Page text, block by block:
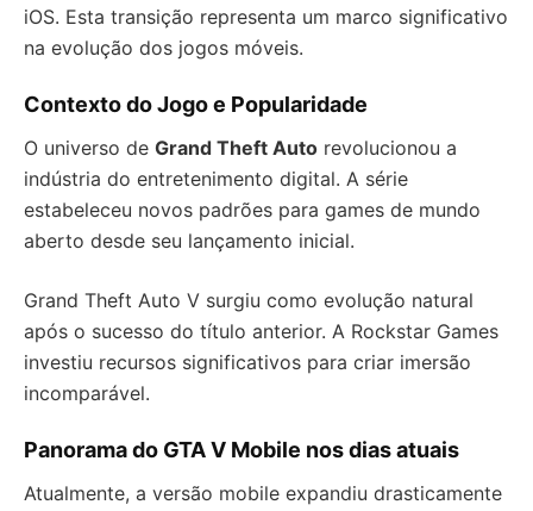
iOS. Esta transição representa um marco significativo
na evolução dos jogos móveis.
Contexto do Jogo e Popularidade
O universo de Grand Theft Auto revolucionou a
indústria do entretenimento digital. A série
estabeleceu novos padrões para games de mundo
aberto desde seu lançamento inicial.
Grand Theft Auto V surgiu como evolução natural
após o sucesso do título anterior. A Rockstar Games
investiu recursos significativos para criar imersão
incomparável.
Panorama do GTA V Mobile nos dias atuais
Atualmente, a versão mobile expandiu drasticamente